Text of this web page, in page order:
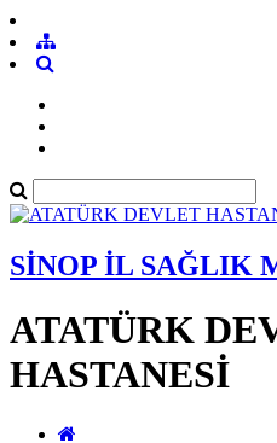
SİNOP İL SAĞLIK
ATATÜRK
HASTANESİ